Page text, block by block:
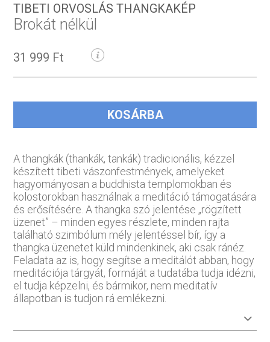
TIBETI ORVOSLÁS THANGKAKÉP
Brokát nélkül
31 999 Ft
KOSÁRBA
A thangkák (thankák, tankák) tradicionális, kézzel
készített tibeti vászonfestmények, amelyeket
hagyományosan a buddhista templomokban és
kolostorokban használnak a meditáció támogatására
és erősítésére. A thangka szó jelentése „rögzített
üzenet” – minden egyes részlete, minden rajta
található szimbólum mély jelentéssel bír, így a
thangka üzenetet küld mindenkinek, aki csak ránéz.
Feladata az is, hogy segítse a meditálót abban, hogy
meditációja tárgyát, formáját a tudatába tudja idézni,
el tudja képzelni, és bármikor, nem meditatív
állapotban is tudjon rá emlékezni.